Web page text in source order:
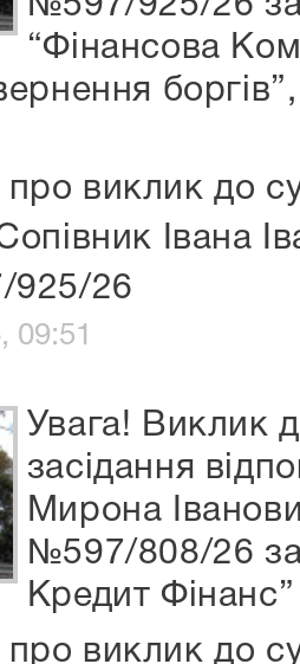
№597/925/26
“Фінансова
виклик до
Івана
925/26
09:51
Увага! Виклик
засідання
Мирона
№597/808/26
Кредит Фінанс”
виклик до